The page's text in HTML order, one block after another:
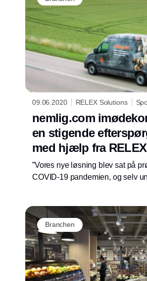
09.06.2020 RELEX Solutions
nemlig.com
en stigende
med hjælp fra RELEX
”Vores nye løsning blev sat på
COVID-19 pandemien, og selv
løsning under nye og hastigt
vilkår”.Branchen